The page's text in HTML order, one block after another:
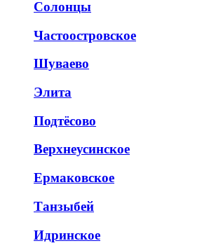
Солонцы
Частоостровское
Шуваево
Элита
Подтёсово
Верхнеусинское
Ермаковское
Танзыбей
Идринское